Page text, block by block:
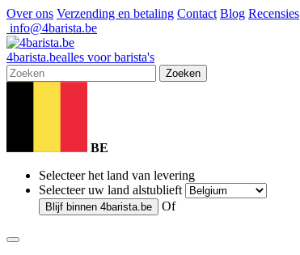
Over ons Verzending en betaling Contact Blog Recensies
info@4barista.be
4barista.bealles voor barista's
Zoeken
BE
Selecteer het land van levering
Selecteer uw land alstublieft
Blijf binnen 4barista.be Of